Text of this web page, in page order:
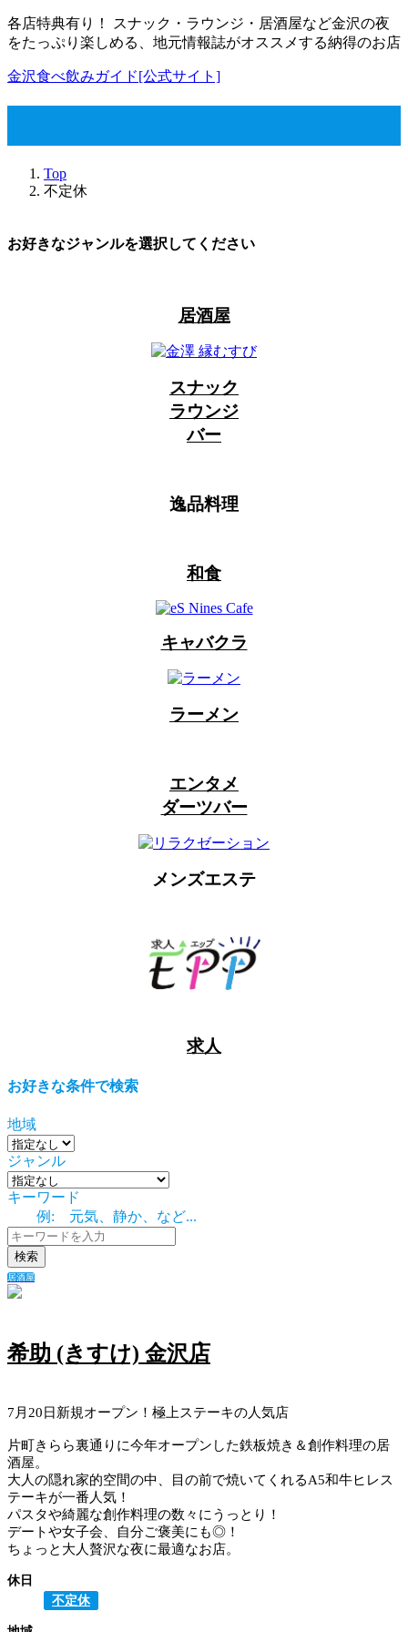
コ
ン
ン
ナ
ビ
ー
各店特典有り！ スナック・ラウンジ・居酒屋など金沢の夜
をたっぷり楽しめる、地元情報誌がオススメする納得のお店
金沢食べ飲みガイド[公式サイト]
Top
不定休
お好きなジャンルを選択してください
居酒屋
スナック
ラウンジ
バー
逸品料理
和食
キャバクラ
ラーメン
エンタメ
ダーツバー
メンズエステ
求人
お好きな条件で検索
地域
ジャンル
キーワード
検索
居酒屋
希助 (きすけ) 金沢店
7月20日新規オープン！極上ステーキの人気店
片町きらら裏通りに今年オープンした鉄板焼き＆創作料理の居
酒屋。
大人の隠れ家的空間の中、目の前で焼いてくれるA5和牛ヒレス
テーキが一番人気！
パスタや綺麗な創作料理の数々にうっとり！
デートや女子会、自分ご褒美にも◎！
ちょっと大人贅沢な夜に最適なお店。
休日
不定休